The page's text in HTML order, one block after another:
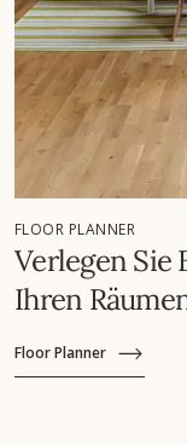
FLOOR PLANNER
Verlegen Sie
Ihren
Floor Planner